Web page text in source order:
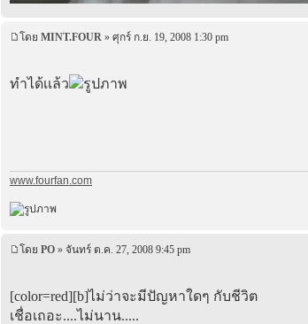
โดย MINT.FOUR » ศุกร์ ก.ย. 19, 2008 1:30 pm
ทำได้เเล้ว
www.fourfan.com
โดย PO » จันทร์ ต.ค. 27, 2008 9:45 pm
[color=red][b]ไม่ว่าจะมีปัญหาใดๆ กับชีวิต
เชื่อเถอะ....ไม่นาน.....